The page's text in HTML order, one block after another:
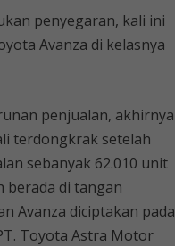
penyegaran, kali ini
Avanza di kelasnya
penjualan, akhirnya
terdongkrak setelah
sebanyak 62.010 unit
berada di tangan
Avanza diciptakan pada
Toyota Astra Motor